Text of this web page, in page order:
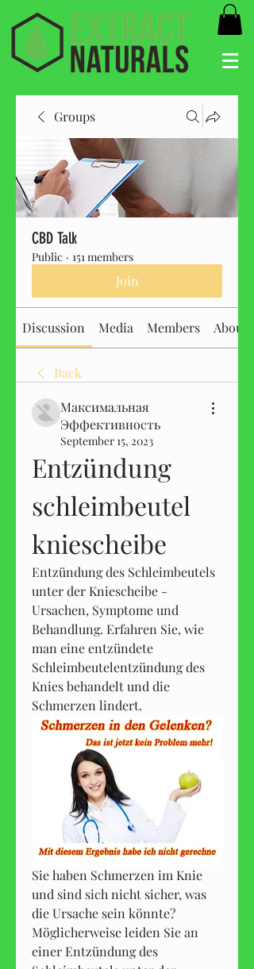
Groups
CBD Talk
Public · 151 members
Join
Discussion Media Members About
Back
Максимальная
Эффективность
September 15, 2023
Entzündung
schleimbeutel
kniescheibe
Entzündung des Schleimbeutels
unter der Kniescheibe -
Ursachen, Symptome und
Behandlung. Erfahren Sie, wie
man eine entzündete
Schleimbeutelentzündung des
Knies behandelt und die
Schmerzen lindert.
Sie haben Schmerzen im Knie
und sind sich nicht sicher, was
die Ursache sein könnte?
Möglicherweise leiden Sie an
einer Entzündung des